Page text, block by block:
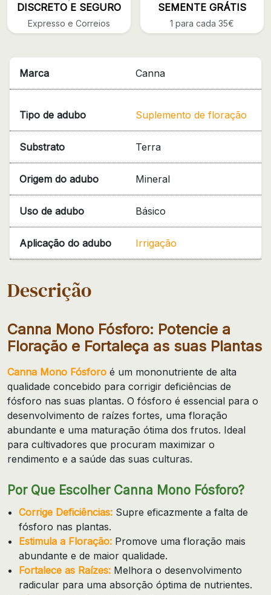
DISCRETO E SEGURO
Expresso e Correios
SEMENTE GRÁTIS
1 para cada 35€
Marca Canna
Tipo de adubo Suplemento de floração
Substrato Terra
Origem do adubo Mineral
Uso de adubo Básico
Aplicação do adubo Irrigação
Descrição
Canna Mono Fósforo: Potencie a
Floração e Fortaleça as suas Plantas
Canna Mono Fósforo é um mononutriente de alta
qualidade concebido para corrigir deficiências de
fósforo nas suas plantas. O fósforo é essencial para o
desenvolvimento de raízes fortes, uma floração
abundante e uma maturação ótima dos frutos. Ideal
para cultivadores que procuram maximizar o
rendimento e a saúde das suas culturas.
Por Que Escolher Canna Mono Fósforo?
Corrige Deficiências: Supre eficazmente a falta de
fósforo nas plantas.
Estimula a Floração: Promove uma floração mais
abundante e de maior qualidade.
Fortalece as Raízes: Melhora o desenvolvimento
radicular para uma absorção óptima de nutrientes.